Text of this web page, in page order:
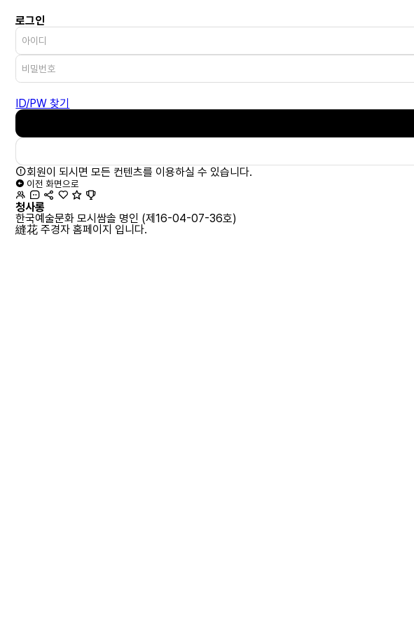
로그인
회
원
아
이
필
수
비
밀
번
필
수
ID/PW 찾기
회원이 되시면 모든 컨텐츠를 이용하실 수 있습니다.
이전 화면으로
청사롱
한국예술문화 모시쌈솔 명인 (제16-04-07-36호)
縫花 주경자 홈페이지 입니다.